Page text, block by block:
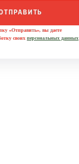
«Отправить», вы даете
своих персональных данных